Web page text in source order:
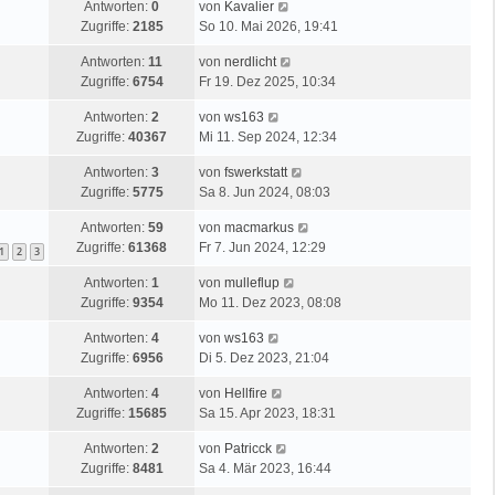
Antworten: 0
Zugriffe: 2185
von Kavalier
So 10. Mai 2026, 19:41
Antworten: 11
Zugriffe: 6754
von nerdlicht
Fr 19. Dez 2025, 10:34
Antworten: 2
Zugriffe: 40367
von ws163
Mi 11. Sep 2024, 12:34
Antworten: 3
Zugriffe: 5775
von fswerkstatt
Sa 8. Jun 2024, 08:03
1 2 3
Antworten: 59
Zugriffe: 61368
von macmarkus
Fr 7. Jun 2024, 12:29
Antworten: 1
Zugriffe: 9354
von mulleflup
Mo 11. Dez 2023, 08:08
Antworten: 4
Zugriffe: 6956
von ws163
Di 5. Dez 2023, 21:04
Antworten: 4
Zugriffe: 15685
von Hellfire
Sa 15. Apr 2023, 18:31
Antworten: 2
Zugriffe: 8481
von Patricck
Sa 4. Mär 2023, 16:44